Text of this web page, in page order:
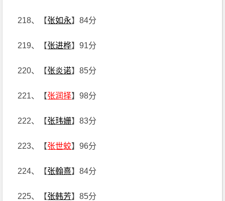
218、【张如永】84分
219、【张进桦】91分
220、【张炎诺】85分
221、【张润择】98分
222、【张玮姗】83分
223、【张世蛟】96分
224、【张翰熹】84分
225、【张韩芳】85分